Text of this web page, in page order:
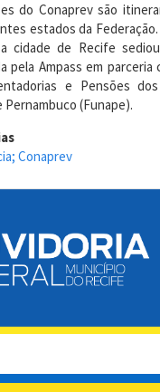
do Conaprev são
estados da Federação.
cidade de Recife
pela Ampass em parceria
e Pensões
Pernambuco (Funape).
Conaprev